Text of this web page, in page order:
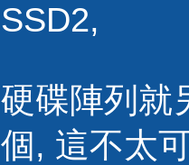
SSD2,
硬碟陣列就
個, 這不太